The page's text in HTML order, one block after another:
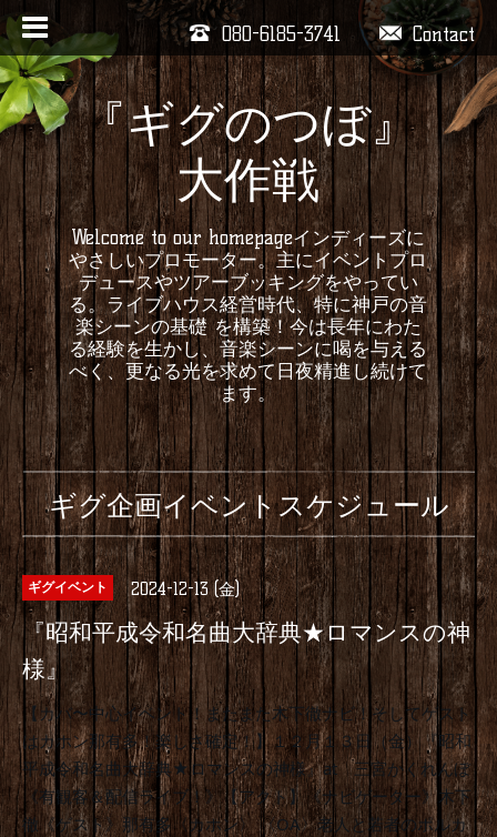
Contact
080-6185-3741
『ギグのつぼ』
大作戦
Welcome to our homepageインディーズに
やさしいプロモーター。主にイベントプロ
デュースやツアーブッキングをやってい
る。ライブハウス経営時代、特に神戸の音
楽シーンの基礎 を構築！今は長年にわた
る経験を生かし、音楽シーンに喝を与える
べく、更なる光を求めて日夜精進し続けて
ます。
ギグ企画イベントスケジュール
ギグイベント 2024-12-13 (金)
『昭和平成令和名曲大辞典★ロマンスの神
様』
【カバ〜中心イベント！またまた木下徹ナビ！そしてゲスト
はカホン那有多！楽しさ確定！】１２月１３日（金）『昭和
平成令和名曲大辞典★ロマンスの神様』at 三宮かくれんぼ
《有観客＆配信ライブ！》【アクト】《ナビゲーター》木下
徹《ゲスト》那有多〈カホン〉 〈OA〉老人と若者のポルカ